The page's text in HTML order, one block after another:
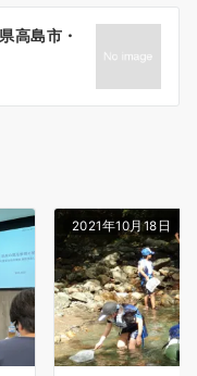
高島市・
2021年10月18日